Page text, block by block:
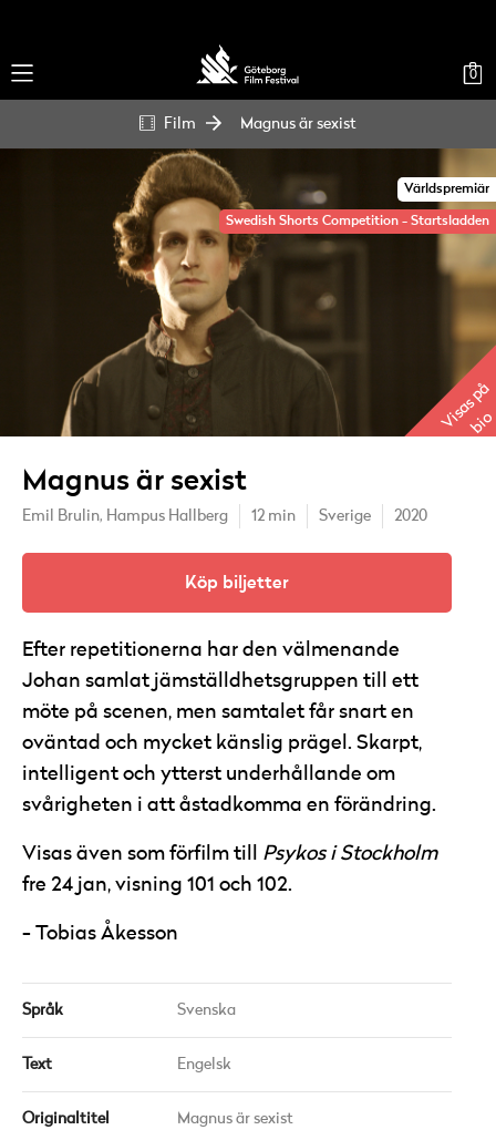
0
Film Magnus är sexist
Världspremiär
Swedish Shorts Competition - Startsladden
Visas på
bio
Magnus är sexist
Emil Brulin, Hampus Hallberg 12 min Sverige 2020
Köp biljetter
Efter repetitionerna har den välmenande
Johan samlat jämställdhetsgruppen till ett
möte på scenen, men samtalet får snart en
oväntad och mycket känslig prägel. Skarpt,
intelligent och ytterst underhållande om
svårigheten i att åstadkomma en förändring.
Visas även som förfilm till Psykos i Stockholm
fre 24 jan, visning 101 och 102.
Tobias Åkesson
Språk Svenska
Text Engelsk
Originaltitel Magnus är sexist